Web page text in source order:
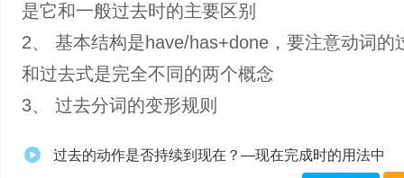
是它和一般过去时的主要区别
2、 基本结构是have/has+done，要注意动词的
和过去式是完全不同的两个概念
3、 过去分词的变形规则
过去的动作是否持续到现在？—现在完成时的用法中